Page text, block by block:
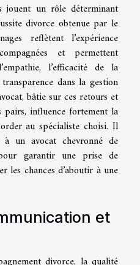
jouent un rôle déterminant
divorce obtenue par le
reflètent l’expérience
et permettent
l’efficacité de la
dans la gestion
bâtie sur ces retours et
pairs, influence fortement la
au spécialiste choisi. Il
un avocat chevronné de
garantir une prise de
les chances d’aboutir à une
et